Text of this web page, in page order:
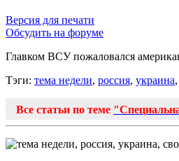
Версия для печати
Обсудить на форуме
Главком ВСУ пожаловался
Тэги: тема недели, россия, украина,
Все статьи по теме